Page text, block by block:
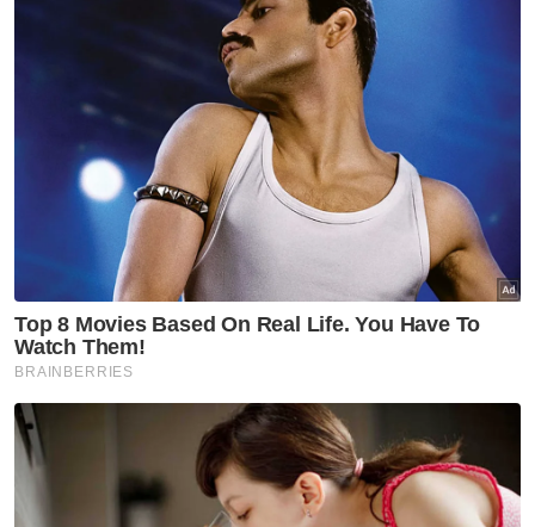
Muat turun aplikasi Sinar Harian. Klik di sini!
KPKM
Baja Subsidi